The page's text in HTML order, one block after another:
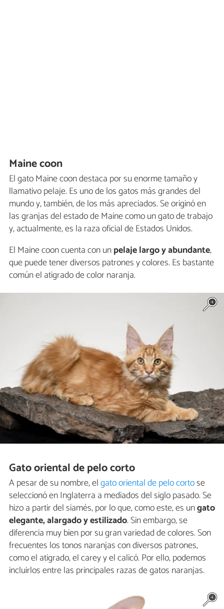
Maine coon
El gato Maine coon destaca por su enorme tamaño y
llamativo pelaje. Es uno de los gatos más grandes del
mundo y, también, de los más apreciados. Se originó en
las granjas del estado de Maine como un gato de trabajo
y, actualmente, es la raza oficial de Estados Unidos.
El Maine coon cuenta con unpelaje largo y abundante,
que puede tener diversos patrones y colores. Es bastante
común el atigrado de color naranja.
Gato oriental de pelo corto
A pesar de su nombre, elgato oriental de pelo cortose
seleccionó en Inglaterra a mediados del siglo pasado. Se
hizo a partir del siamés, por lo que, como este, es ungato
elegante, alargado y estilizado. Sin embargo, se
diferencia muy bien por su gran variedad de colores. Son
frecuentes los tonos naranjas con diversos patrones,
como el atigrado, el carey y el calicó. Por ello, podemos
incluirlos entre las principales razas de gatos naranjas.